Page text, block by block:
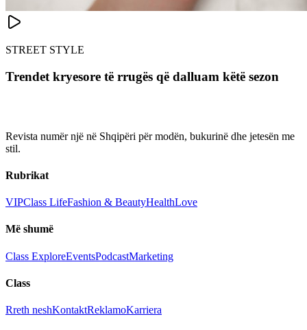
STREET STYLE
Trendet kryesore të rrugës që dalluam këtë sezon
Revista numër një në Shqipëri për modën, bukurinë dhe jetesën me
stil.
Rubrikat
VIPClass LifeFashion & BeautyHealthLove
Më shumë
Class ExploreEventsPodcastMarketing
Class
Rreth neshKontaktReklamoKarriera